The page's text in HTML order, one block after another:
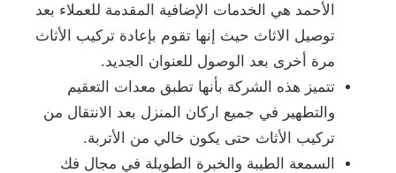
الأحمد هي الخدمات الإضافية المقدمة للعملاء بعد
توصيل الاثاث حيث إنها تقوم بإعادة تركيب الأثاث
مرة أخرى بعد الوصول للعنوان الجديد.
تتميز هذه الشركة بأنها تطبق معدات التعقيم
والتطهير في جميع اركان المنزل بعد الانتقال من
تركيب الأثاث حتى يكون خالي من الأتربة.
السمعة الطيبة والخبرة الطويلة في مجال فك